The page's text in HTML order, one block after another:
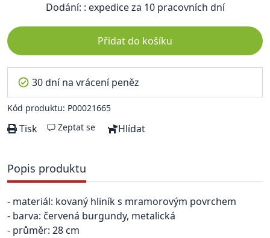
Dodání: : expedice za 10 pracovních dní
Přidat do košíku
30 dní na vrácení peněz
Kód produktu: P00021665
Tisk Zeptat se Hlídat
Popis produktu
- materiál: kovaný hliník s mramorovým povrchem
- barva: červená burgundy, metalická
- průměr: 28 cm